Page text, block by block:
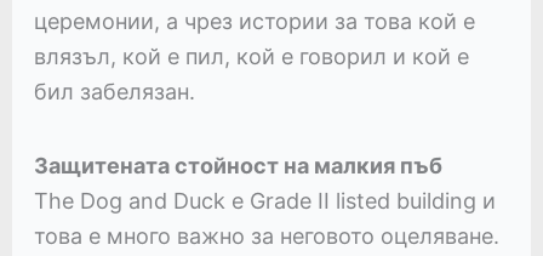
церемонии, а чрез истории за това кой е
влязъл, кой е пил, кой е говорил и кой е
бил забелязан.
Защитената стойност на малкия пъб
The Dog and Duck е Grade II listed building и
това е много важно за неговото оцеляване.